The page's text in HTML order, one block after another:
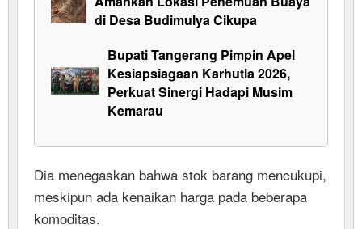
di Desa Budimulya Cikupa
Bupati Tangerang Pimpin Apel
Kesiapsiagaan Karhutla 2026,
Perkuat Sinergi Hadapi Musim
Kemarau
Dia menegaskan bahwa stok barang mencukupi,
meskipun ada kenaikan harga pada beberapa
komoditas.